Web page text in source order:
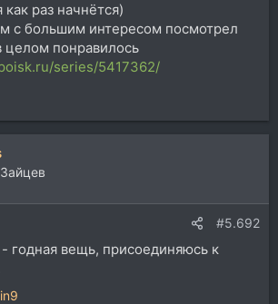
раз начнётся)
с большим интересом посмотрел
понравилось
series/5417362/
#5.692
годная вещь, присоединяюсь к